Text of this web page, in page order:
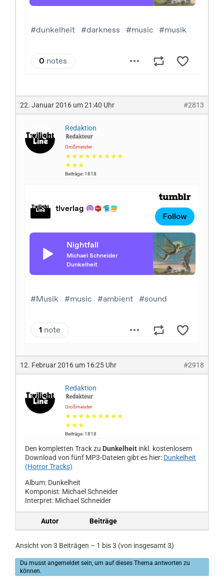
22. Januar 2016 um 21:40 Uhr #2813
Redaktion
Großmeister
★★★★★★★★★
★★★
Beiträge: 1818
12. Februar 2016 um 16:25 Uhr #2918
Redaktion
Großmeister
★★★★★★★★★
★★★
Beiträge: 1818
Den kompletten Track zu Dunkelheit inkl. kostenlosem
Download von fünf MP3-Dateien gibt es hier: Dunkelheit
(Horror Tracks)
Album: Dunkelheit
Komponist: Michael Schneider
Interpret: Michael Schneider
Autor Beiträge
Ansicht von 3 Beiträgen – 1 bis 3 (von insgesamt 3)
Du musst angemeldet sein, um auf dieses Thema antworten zu
können.